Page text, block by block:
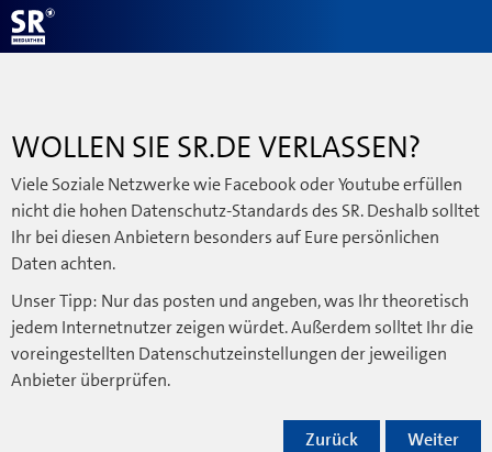
WOLLEN SIE SR.DE VERLASSEN?
Viele Soziale Netzwerke wie Facebook oder Youtube erfüllen
nicht die hohen Datenschutz-Standards des SR. Deshalb solltet
Ihr bei diesen Anbietern besonders auf Eure persönlichen
Daten achten.
Unser Tipp: Nur das posten und angeben, was Ihr theoretisch
jedem Internetnutzer zeigen würdet. Außerdem solltet Ihr die
voreingestellten Datenschutzeinstellungen der jeweiligen
Anbieter überprüfen.
Weiter
Zurück